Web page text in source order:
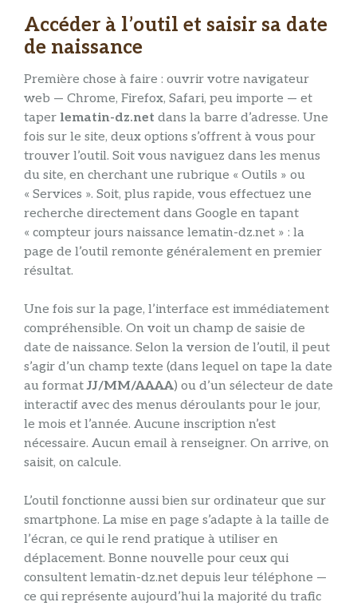
Accéder à l’outil et saisir sa date
de naissance
Première chose à faire : ouvrir votre navigateur
web — Chrome, Firefox, Safari, peu importe — et
taper lematin-dz.net dans la barre d’adresse. Une
fois sur le site, deux options s’offrent à vous pour
trouver l’outil. Soit vous naviguez dans les menus
du site, en cherchant une rubrique « Outils » ou
« Services ». Soit, plus rapide, vous effectuez une
recherche directement dans Google en tapant
« compteur jours naissance lematin-dz.net » : la
page de l’outil remonte généralement en premier
résultat.
Une fois sur la page, l’interface est immédiatement
compréhensible. On voit un champ de saisie de
date de naissance. Selon la version de l’outil, il peut
s’agir d’un champ texte (dans lequel on tape la date
au formatJJ/MM/AAAA) ou d’un sélecteur de date
interactif avec des menus déroulants pour le jour,
le mois et l’année. Aucune inscription n’est
nécessaire. Aucun email à renseigner. On arrive, on
saisit, on calcule.
L’outil fonctionne aussi bien sur ordinateur que sur
smartphone. La mise en page s’adapte à la taille de
l’écran, ce qui le rend pratique à utiliser en
déplacement. Bonne nouvelle pour ceux qui
consultent lematin-dz.net depuis leur téléphone —
ce qui représente aujourd’hui la majorité du trafic